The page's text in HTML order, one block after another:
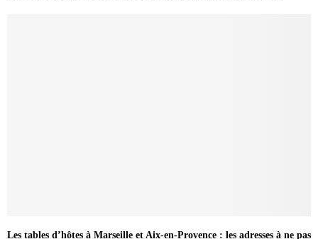
Les tables d’hôtes à Marseille et Aix-en-Provence : les adresses à ne pas